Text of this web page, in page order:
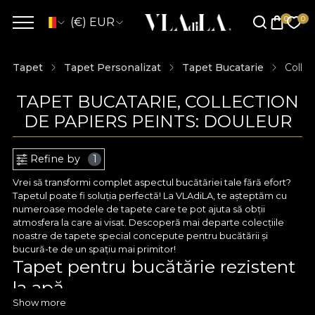
(€) EUR
Tapet Tapet Personalizat Tapet Bucatarie
TAPET BUCATARIE, COLLECTION
DE PAPIERS PEINTS: DOULEUR
Refine by 1
Vrei să transformi complet aspectul bucătăriei tale fără efort?
Tapetul poate fi soluția perfectă! La VLAdiLA, te așteptăm cu
numeroase modele de tapete care te pot ajuta să obții
atmosfera la care ai visat. Descoperă mai departe colecțiile
noastre de tapete special concepute pentru bucătării și
bucură-te de un spațiu mai primitor!
Tapet pentru bucătărie rezistent
la apă
Show more